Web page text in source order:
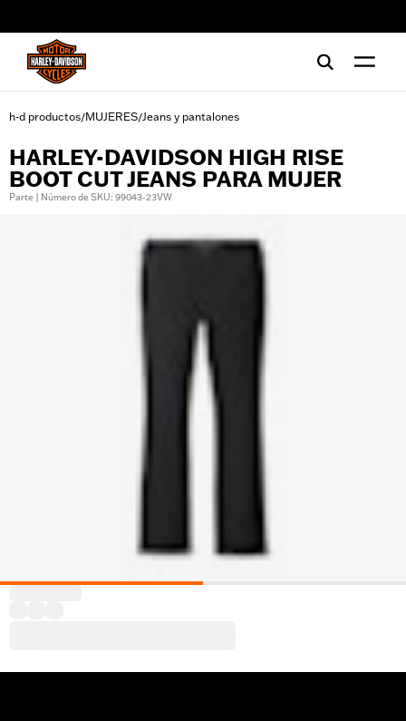
h-d productos/MUJERES/Jeans y pantalones
HARLEY-DAVIDSON HIGH RISE
BOOT CUT JEANS PARA MUJER
Parte | Número de SKU: 99043-23VW